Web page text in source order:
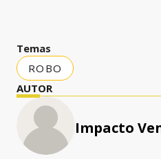
Temas
ROBO
AUTOR
Impacto